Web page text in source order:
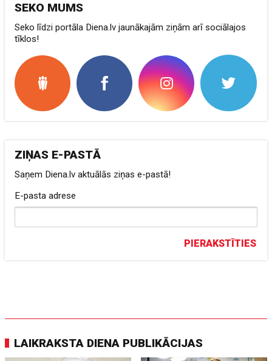
SEKO MUMS
Seko līdzi portāla Diena.lv jaunākajām ziņām arī sociālajos
tīklos!
ZIŅAS E-PASTĀ
Saņem Diena.lv aktuālās ziņas e-pastā!
E-pasta adrese
PIERAKSTĪTIES
LAIKRAKSTA DIENA PUBLIKĀCIJAS